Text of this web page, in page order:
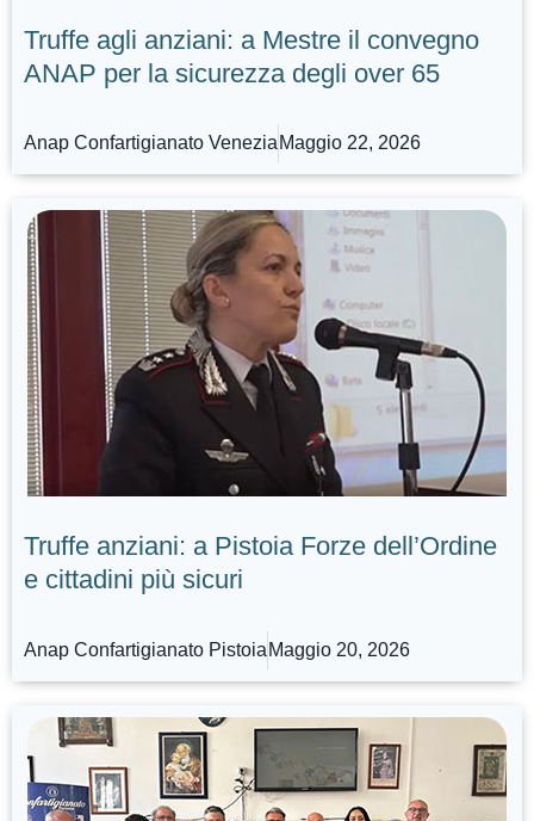
Truffe agli anziani: a Mestre il convegno
ANAP per la sicurezza degli over 65
Anap Confartigianato Venezia Maggio 22, 2026
Truffe anziani: a Pistoia Forze dell’Ordine
e cittadini più sicuri
Anap Confartigianato Pistoia Maggio 20, 2026